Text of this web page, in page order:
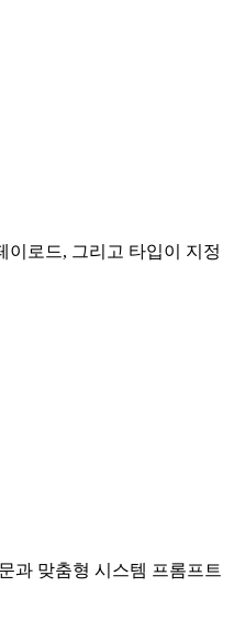
로드, 그리고 타입이 지정
과 맞춤형 시스템 프롬프트